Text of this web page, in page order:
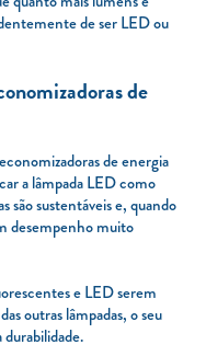
de ser LED ou
de
de energia
a lâmpada LED como
são sustentáveis e, quando
desempenho muito
e LED serem
outras lâmpadas, o seu